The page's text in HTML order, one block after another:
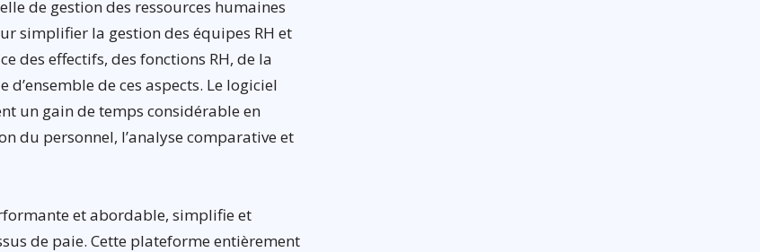
de gestion des ressources humaines
simplifier la gestion des équipes RH et
des effectifs, des fonctions RH, de la
de ces aspects. Le logiciel
un gain de temps considérable en
du personnel, l’analyse comparative et
et abordable, simplifie et
de paie. Cette plateforme entièrement